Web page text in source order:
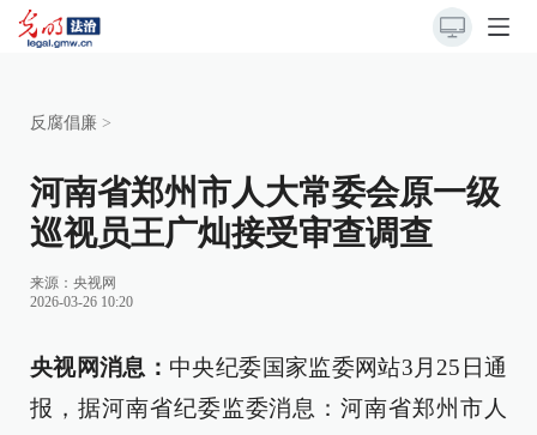
反腐倡廉 >
河南省郑州市人大常委会原一级
巡视员王广灿接受审查调查
来源： 央视网
2026-03-26 10:20
央视网消息： 中央纪委国家监委网站3月25日通
报，据河南省纪委监委消息：河南省郑州市人